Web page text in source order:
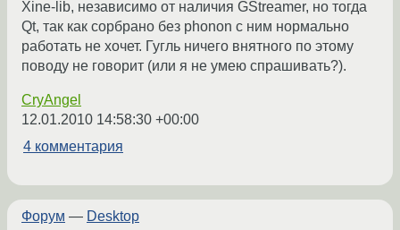
Xine-lib, независимо от наличия GStreamer, но тогда
Qt, так как сорбрано без phonon с ним нормально
работать не хочет. Гугль ничего внятного по этому
поводу не говорит (или я не умею спрашивать?).
CryAngel
12.01.2010 14:58:30 +00:00
4 комментария
Форум — Desktop